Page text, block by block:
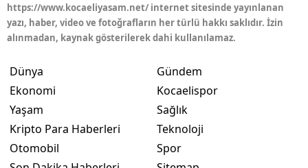
Bursa
Çanakkale
https://www.kocaeliyasam.net/ internet sitesinde yayınlanan
yazı, haber, video ve fotoğrafların her türlü hakkı saklıdır. İzin
alınmadan, kaynak gösterilerek dahi kullanılamaz.
Dünya
Ekonomi
Yaşam
Kripto Para Haberleri
Otomobil
Gündem
Kocaelispor
Sağlık
Teknoloji
Spor